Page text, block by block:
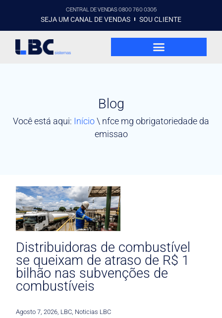
CENTRAL DE VENDAS 0800 760 0305
SEJA UM CANAL DE VENDAS SOU CLIENTE
Blog
Você está aqui: Início\ nfce mg obrigatoriedade da
emissao
Distribuidoras de combustível
se queixam de atraso de R$ 1
bilhão nas subvenções de
combustíveis
Agosto 7, 2026 LBC Noticias LBC